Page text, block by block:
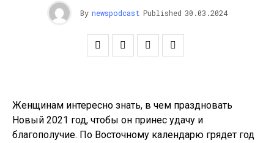
By newspodcast Published 30.03.2024
Женщинам интересно знать, в чем праздновать
Новый 2021 год, чтобы он принес удачу и
благополучие. По Восточному календарю грядет год